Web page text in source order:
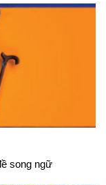
song ngữ